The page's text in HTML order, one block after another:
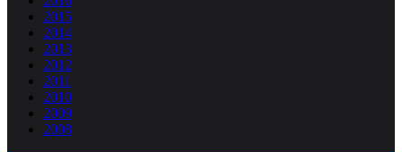
2015
2014
2013
2012
2011
2010
2009
2008